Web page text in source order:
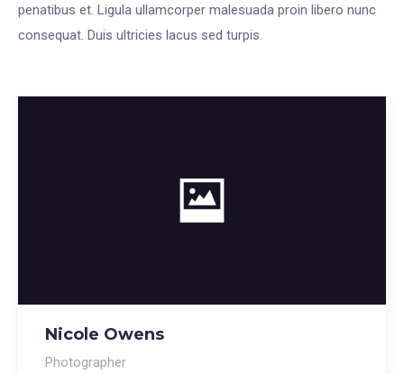
penatibus et. Ligula ullamcorper malesuada proin libero nunc
consequat. Duis ultricies lacus sed turpis.
Nicole Owens
Photographer